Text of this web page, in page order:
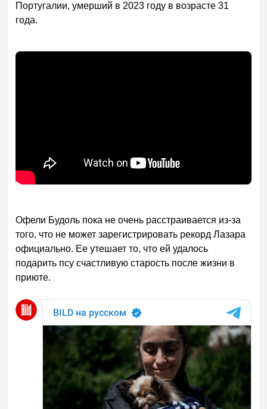
Португалии, умерший в 2023 году в возрасте 31
года.
Офели Будоль пока не очень расстраивается из-за
того, что не может зарегистрировать рекорд Лазара
официально. Ее утешает то, что ей удалось
подарить псу счастливую старость после жизни в
приюте.